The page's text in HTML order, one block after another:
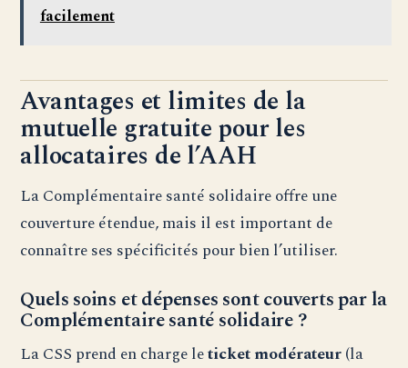
facilement
Avantages et limites de la
mutuelle gratuite pour les
allocataires de l’AAH
La Complémentaire santé solidaire offre une
couverture étendue, mais il est important de
connaître ses spécificités pour bien l’utiliser.
Quels soins et dépenses sont couverts par la
Complémentaire santé solidaire ?
La CSS prend en charge leticket modérateur(la